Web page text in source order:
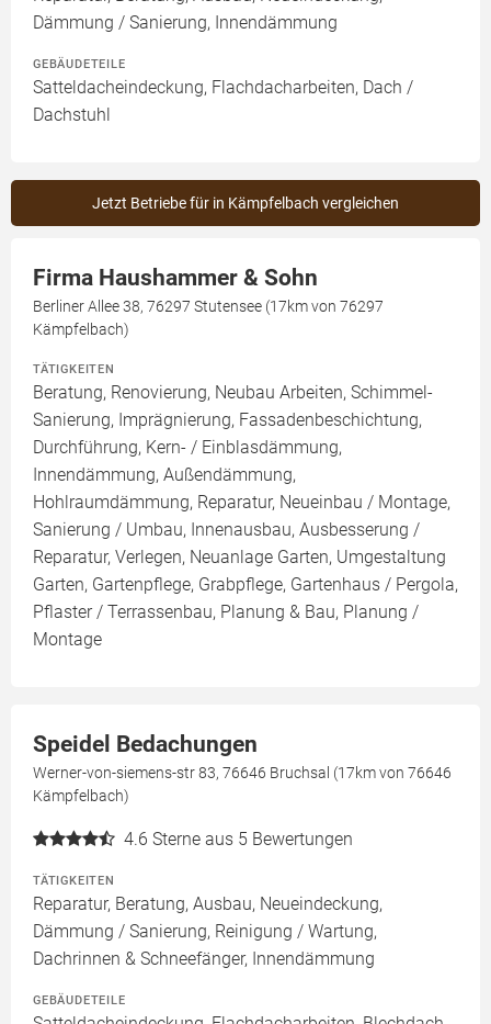
Dämmung / Sanierung, Innendämmung
GEBÄUDETEILE
Satteldacheindeckung, Flachdacharbeiten, Dach /
Dachstuhl
Jetzt Betriebe für in Kämpfelbach vergleichen
Firma Haushammer & Sohn
Berliner Allee 38, 76297 Stutensee (17km von 76297
Kämpfelbach)
TÄTIGKEITEN
Beratung, Renovierung, Neubau Arbeiten, Schimmel-
Sanierung, Imprägnierung, Fassadenbeschichtung,
Durchführung, Kern- / Einblasdämmung,
Innendämmung, Außendämmung,
Hohlraumdämmung, Reparatur, Neueinbau / Montage,
Sanierung / Umbau, Innenausbau, Ausbesserung /
Reparatur, Verlegen, Neuanlage Garten, Umgestaltung
Garten, Gartenpflege, Grabpflege, Gartenhaus / Pergola,
Pflaster / Terrassenbau, Planung & Bau, Planung /
Montage
Speidel Bedachungen
Werner-von-siemens-str 83, 76646 Bruchsal (17km von 76646
Kämpfelbach)
4.6 Sterne aus 5 Bewertungen
TÄTIGKEITEN
Reparatur, Beratung, Ausbau, Neueindeckung,
Dämmung / Sanierung, Reinigung / Wartung,
Dachrinnen & Schneefänger, Innendämmung
GEBÄUDETEILE